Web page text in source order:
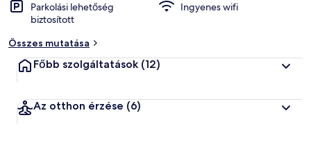
á
l
e
Parkolási lehetőség
biztosított
Ingyenes wifi
Összes mutatása
Főbb szolgáltatások (12)
Az otthon érzése (6)